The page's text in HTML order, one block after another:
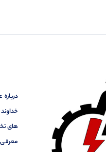
معرفی